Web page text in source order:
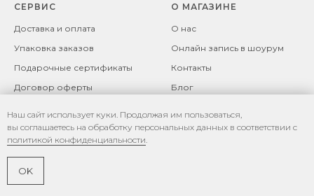
Наш сайт использует куки. Продолжая им пользоваться,
вы соглашаетесь на обработку персональных данных в соответствии с
политикой конфиденциальности.
OK
СЕРВИС
Доставка и оплата
Упаковка заказов
Подарочные сертификаты
Договор оферты
Рекомендации по уходу за
изделиями
О МАГАЗИНЕ
О нас
Онлайн запись в шоурум
Контакты
Блог
конфиденциальности